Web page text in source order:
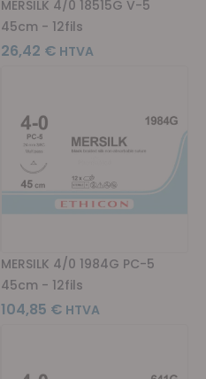
MERSILK 4/0 18515G V-5
45cm - 12fils
26,42 €
MERSILK 4/0 1984G PC-5
45cm - 12fils
104,85 €